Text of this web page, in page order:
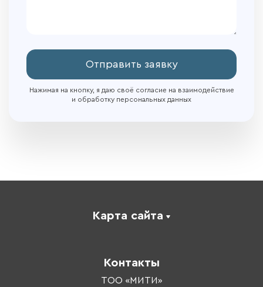
Отправить заявку
Нажимая на кнопку, я даю своё согласие на взаимодействие
и обработку персональных данных
Карта сайта
Оплата обучения
Тренеры
Контакты
ТОО «МИТИ»